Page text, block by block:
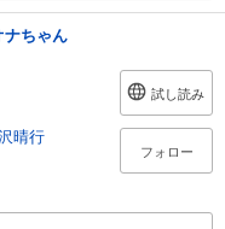
ちゃん
晴行
試し読み
フォロー